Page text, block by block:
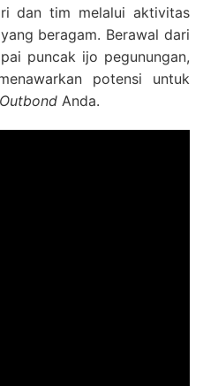
dan tim melalui aktivitas
beragam. Berawal dari
puncak ijo pegunungan,
potensi untuk
Outbond Anda.